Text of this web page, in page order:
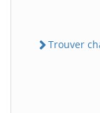
Trouver